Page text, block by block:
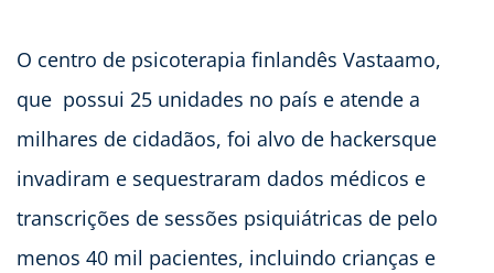
O centro de psicoterapia finlandês Vastaamo,
que possui 25 unidades no país e atende a
milhares de cidadãos, foi alvo de hackersque
invadiram e sequestraram dados médicos e
transcrições de sessões psiquiátricas de pelo
menos 40 mil pacientes, incluindo crianças e